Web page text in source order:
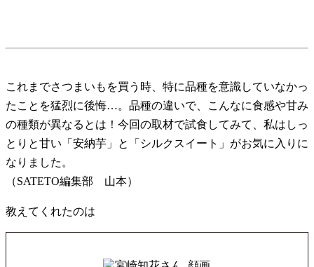
これまでさつまいもを買う時、特に品種を意識していなかっ
たことを猛烈に後悔…。品種の違いで、こんなに食感や甘み
の種類が異なるとは！今回の取材で試食してみて、私はしっ
とりと甘い「安納芋」と「シルクスイート」がお気に入りに
なりました。
（SATETO編集部 山本）
教えてくれたのは